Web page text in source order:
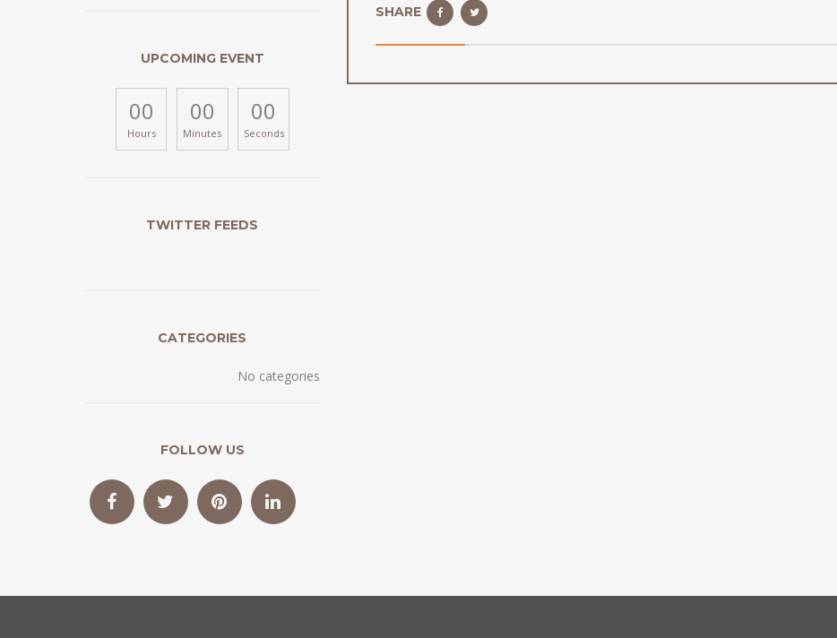
SHARE
UPCOMING EVENT
00
Hours
00
Minutes
00
Seconds
TWITTER FEEDS
CATEGORIES
No categories
FOLLOW US